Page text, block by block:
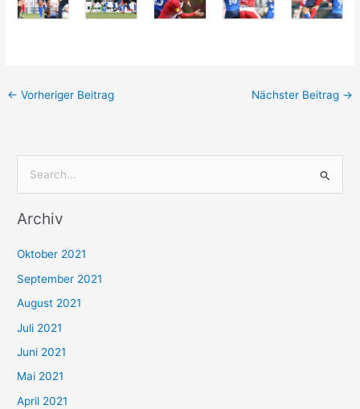
← Vorheriger Beitrag Nächster Beitrag →
c
n
n
a
c
h
:
Archiv
Oktober 2021
September 2021
August 2021
Juli 2021
Juni 2021
Mai 2021
April 2021